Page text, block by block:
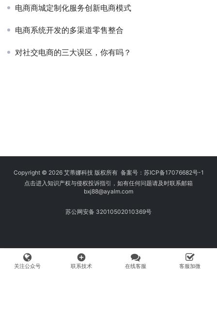
电商商城定制化服务创新电商模式
电商系统开发的多渠道零售整合
对社交电商的三大误区，你有吗？
Copyright © 2026 艾蒂娜科技 版权所有 备案号： 苏ICP备17076682号-1
点击进入知识产权与侵权投诉指引，如有任何问题请及时联系邮箱
bxj88@ayalm.com
苏公网安备 32010502010369号
关注公众号
add_circle
联系技术 在线客服 客服加微